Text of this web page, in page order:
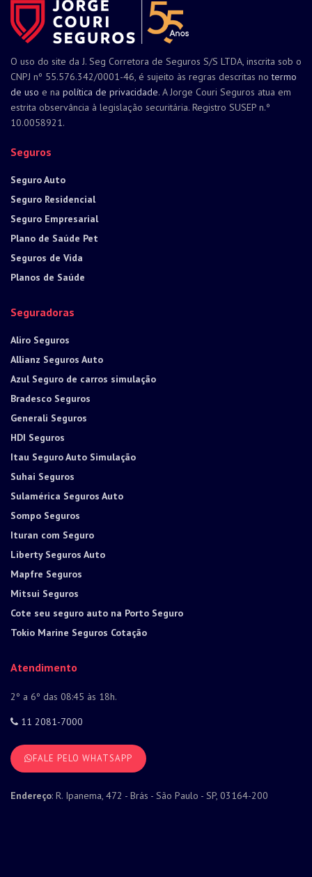
O uso do site da J. Seg Corretora de Seguros S/S LTDA, inscrita sob o
CNPJ nº 55.576.342/0001-46, é sujeito às regras descritas notermo
de uso e na política de privacidade. A Jorge Couri Seguros atua em
estrita observância à legislação securitária. Registro SUSEP n.º
10.0058921.
Seguros
Seguro Auto
Seguro Residencial
Seguro Empresarial
Plano de Saúde Pet
Seguros de Vida
Planos de Saúde
Seguradoras
Aliro Seguros
Allianz Seguros Auto
Azul Seguro de carros simulação
Bradesco Seguros
Generali Seguros
HDI Seguros
Itau Seguro Auto Simulação
Suhai Seguros
Sulamérica Seguros Auto
Sompo Seguros
Ituran com Seguro
Liberty Seguros Auto
Mapfre Seguros
Mitsui Seguros
Cote seu seguro auto na Porto Seguro
Tokio Marine Seguros Cotação
Atendimento
2º a 6º das 08:45 às 18h.
11 2081-7000
FALE PELO WHATSAPP
Endereço: R. Ipanema, 472 - Brás - São Paulo - SP, 03164-200